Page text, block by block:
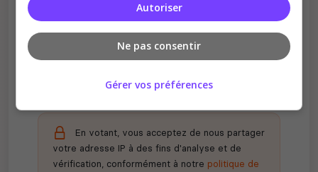
Récompenses possibles
Certains serveurs offrent des bonus aux
votants
En votant, vous acceptez de nous partager
votre adresse IP à des fins d'analyse et de
vérification, conformément à notre politique de
Autoriser
Ne pas consentir
Gérer vos préférences